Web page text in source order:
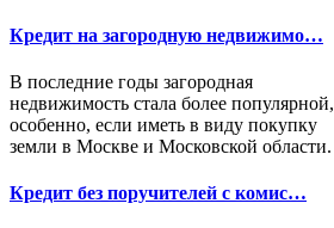
Кредит на загородную недвижимо…
В последние годы загородная
недвижимость стала более популярной,
особенно, если иметь в виду покупку
земли в Москве и Московской области.
Кредит без поручителей с комис…